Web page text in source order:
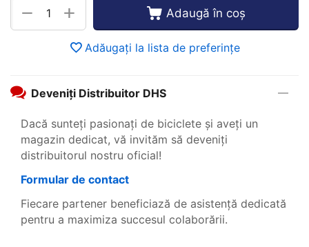
+
− Adaugă în coș
Adăugați la lista de preferințe
Deveniți Distribuitor DHS
Dacă sunteți pasionați de biciclete și aveți un
magazin dedicat, vă invităm să deveniți
distribuitorul nostru oficial!
Formular de contact
Fiecare partener beneficiază de asistență dedicată
pentru a maximiza succesul colaborării.